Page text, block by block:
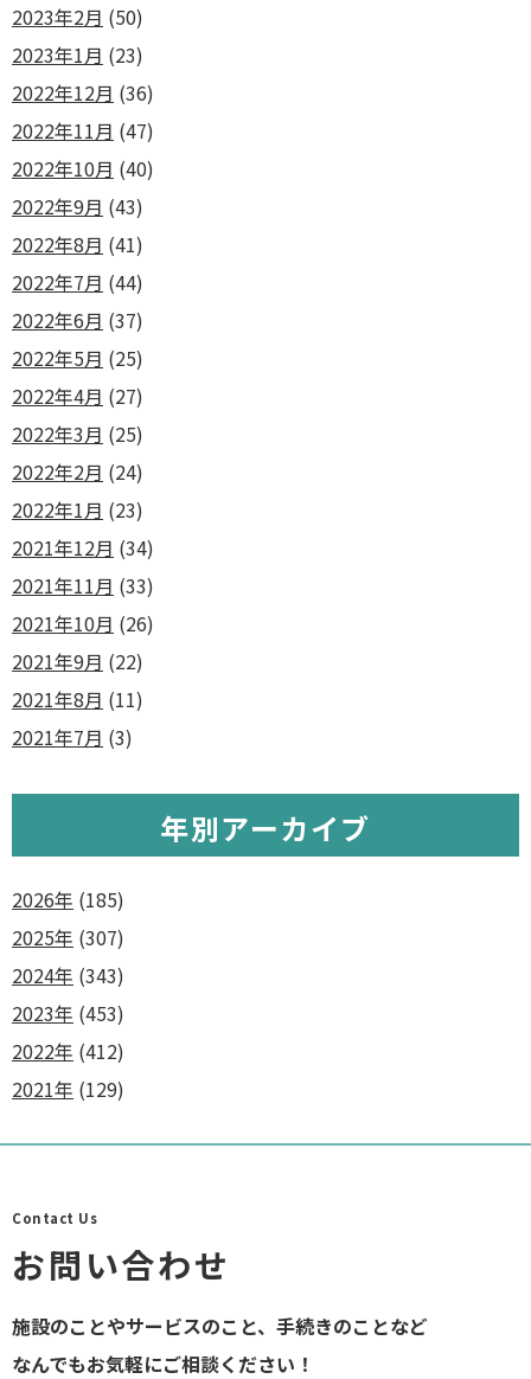
2023年2月 (50)
2023年1月 (23)
2022年12月 (36)
2022年11月 (47)
2022年10月 (40)
2022年9月 (43)
2022年8月 (41)
2022年7月 (44)
2022年6月 (37)
2022年5月 (25)
2022年4月 (27)
2022年3月 (25)
2022年2月 (24)
2022年1月 (23)
2021年12月 (34)
2021年11月 (33)
2021年10月 (26)
2021年9月 (22)
2021年8月 (11)
2021年7月 (3)
年別アーカイブ
2026年 (185)
2025年 (307)
2024年 (343)
2023年 (453)
2022年 (412)
2021年 (129)
Contact Us
お問い合わせ
施設のことやサービスのこと、手続きのことなど
なんでもお気軽にご相談ください！